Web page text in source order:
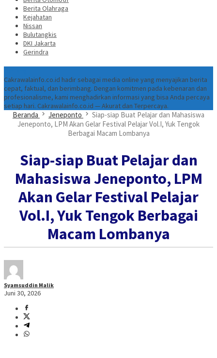
Berita Olahraga
Kejahatan
Nissan
Bulutangkis
DKI Jakarta
Gerindra
Cakrawalainfo.co.id hadir sebagai media online yang menyajikan berita
cepat, faktual, dan berimbang. Dengan komitmen pada kebenaran dan
profesionalisme, kami menghadirkan informasi yang bisa Anda percaya
setiap hari. Cakrawalainfo.co.id — Akurat dan Terpercaya.
Beranda Jeneponto
Siap-siap Buat Pelajar dan Mahasiswa
Jeneponto, LPM Akan Gelar Festival Pelajar Vol.I, Yuk Tengok
Berbagai Macam Lombanya
Siap-siap Buat Pelajar dan
Mahasiswa Jeneponto, LPM
Akan Gelar Festival Pelajar
Vol.I, Yuk Tengok Berbagai
Macam Lombanya
Syamsuddin Malik
Juni 30, 2026